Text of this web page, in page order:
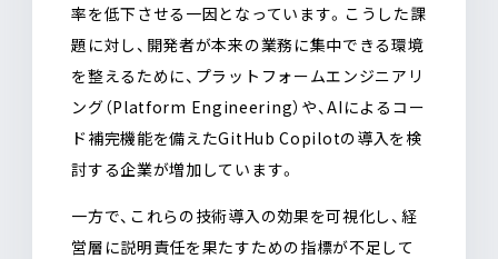
率を低下させる一因となっています。こうした課
題に対し、開発者が本来の業務に集中できる環境
を整えるために、プラットフォームエンジニアリ
ング（Platform Engineering）や、AIによるコー
ド補完機能を備えたGitHub Copilotの導入を検
討する企業が増加しています。
一方で、これらの技術導入の効果を可視化し、経
営層に説明責任を果たすための指標が不足して